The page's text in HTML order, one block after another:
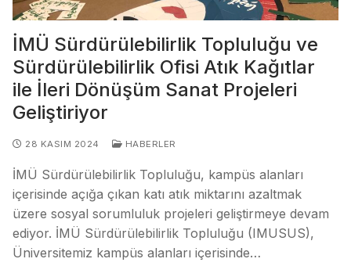
İMÜ Sürdürülebilirlik Topluluğu ve
Sürdürülebilirlik Ofisi Atık Kağıtlar
ile İleri Dönüşüm Sanat Projeleri
Geliştiriyor
28 KASIM 2024 HABERLER
İMÜ Sürdürülebilirlik Topluluğu, kampüs alanları
içerisinde açığa çıkan katı atık miktarını azaltmak
üzere sosyal sorumluluk projeleri geliştirmeye devam
ediyor. İMÜ Sürdürülebilirlik Topluluğu (IMUSUS),
Üniversitemiz kampüs alanları içerisinde…